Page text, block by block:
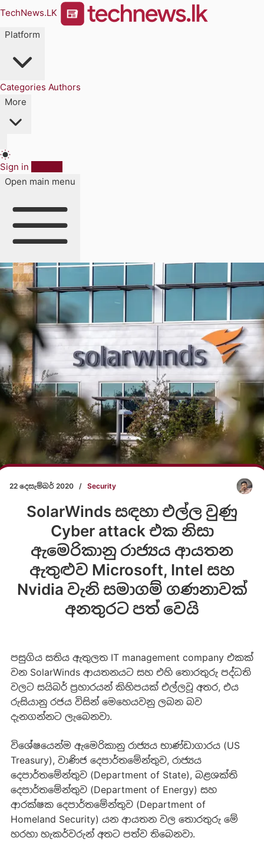
TechNews.LK
Platform
Categories Authors
More
Sign in
Open main menu
22 දෙසැම්බර් 2020 / Security
SolarWinds සඳහා එල්ල වුණු
Cyber attack එක නිසා
ඇමෙරිකානු රාජ්‍යය ආයතන
ඇතුළුව Microsoft, Intel සහ
Nvidia වැනි සමාගම් ගණනාවක්
අනතුරට පත් වෙයි
පසුගිය සතිය ඇතුලත IT management company එකක්
වන SolarWinds ආයතනයට සහ එහි තොරතුරු පද්ධති
වලට සයිබර් ප්‍රහාරයන් කිහිපයක් එල්ලවූ අතර, එය
රුසියානු රජය විසින් මෙහෙයවනු ලබන බව
දැනගන්නට ලැබෙනවා.
විශේෂයෙන්ම ඇමෙරිකානු රාජ්‍යය භාණ්ඩාගාරය (US
Treasury), වාණිජ දෙපාර්තමේන්තුව, රාජ්‍යය
දෙපාර්තමේන්තුව (Department of State), බළශක්ති
දෙපාර්තමේන්තුව (Department of Energy) සහ
ආරක්ෂක දෙපාර්තමේන්තුව (Department of
Homeland Security) යන ආයතන වල තොරතුරු මේ
හරහා හැකර්වරුන් අතට පත්ව තිබෙනවා.